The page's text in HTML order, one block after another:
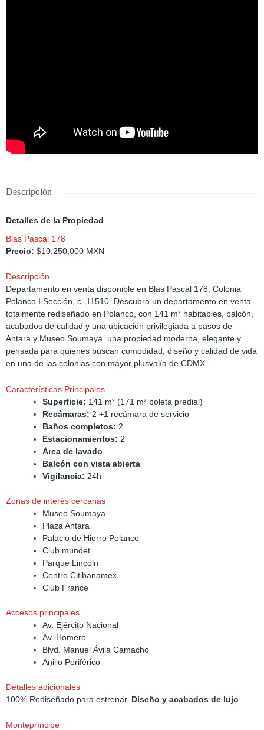
Descripción
Detalles de la Propiedad
Blas Pascal 178
Precio: $10,250,000 MXN
Descripción
Departamento en venta disponible en Blas Pascal 178, Colonia
Polanco I Sección, c. 11510. Descubra un departamento en venta
totalmente rediseñado en Polanco, con 141 m² habitables, balcón,
acabados de calidad y una ubicación privilegiada a pasos de
Antara y Museo Soumaya. una propiedad moderna, elegante y
pensada para quienes buscan comodidad, diseño y calidad de vida
en una de las colonias con mayor plusvalía de CDMX..
Características Principales
Superficie: 141 m² (171 m² boleta predial)
Recámaras: 2 +1 recámara de servicio
Baños completos: 2
Estacionamientos: 2
Área de lavado
Balcón con vista abierta
Vigilancia: 24h
Zonas de interés cercanas
Museo Soumaya
Plaza Antara
Palacio de Hierro Polanco
Club mundet
Parque Lincoln
Centro Citibanamex
Club France
Accesos principales
Av. Ejército Nacional
Av. Homero
Blvd. Manuel Ávila Camacho
Anillo Periférico
Detalles adicionales
100% Rediseñado para estrenar. Diseño y acabados de lujo
Montepríncipe